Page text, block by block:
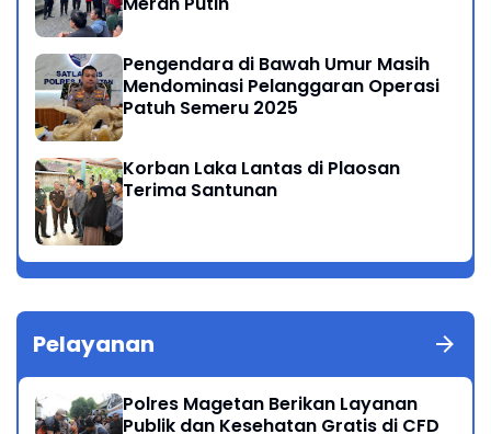
Pengendara di Bawah Umur Masih
Mendominasi Pelanggaran Operasi
Patuh Semeru 2025
Korban Laka Lantas di Plaosan
Terima Santunan
Pelayanan
Polres Magetan Berikan Layanan
Publik dan Kesehatan Gratis di CFD